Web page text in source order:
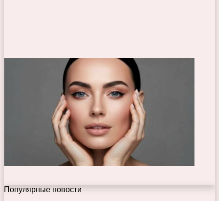
Популярные новости